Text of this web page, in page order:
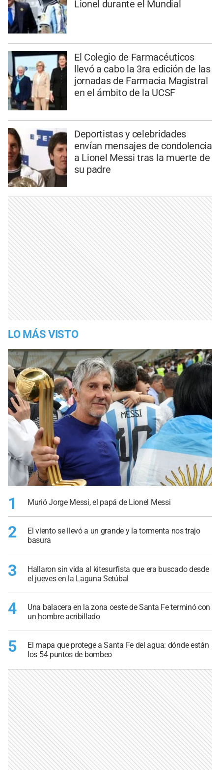
Lionel durante el Mundial
El Colegio de Farmacéuticos
llevó a cabo la 3ra edición de las
jornadas de Farmacia Magistral
en el ámbito de la UCSF
Deportistas y celebridades
envían mensajes de condolencia
a Lionel Messi tras la muerte de
su padre
LO MÁS VISTO
1 Murió Jorge Messi, el papá de Lionel Messi
2
El viento se llevó a un grande y la tormenta nos trajo
basura
3
Hallaron sin vida al kitesurfista que era buscado desde
el jueves en la Laguna Setúbal
4
Una balacera en la zona oeste de Santa Fe terminó con
un hombre acribillado
5
El mapa que protege a Santa Fe del agua: dónde están
los 54 puntos de bombeo